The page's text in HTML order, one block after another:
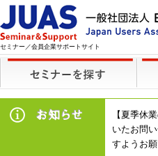
セミナー／会員企業サポートサイト
【夏季休
いたお問
すようお願